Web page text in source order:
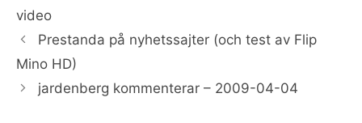
video
Prestanda på nyhetssajter (och test av Flip
Mino HD)
jardenberg kommenterar – 2009-04-04